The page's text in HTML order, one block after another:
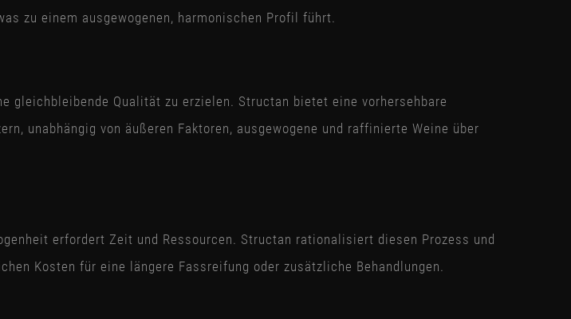
zu einem ausgewogenen, harmonischen Profil führt.
gleichbleibende Qualität zu erzielen. Structan bietet eine vorhersehbare
unabhängig von äußeren Faktoren, ausgewogene und raffinierte Weine über
erfordert Zeit und Ressourcen. Structan rationalisiert diesen Prozess und
Kosten für eine längere Fassreifung oder zusätzliche Behandlungen.